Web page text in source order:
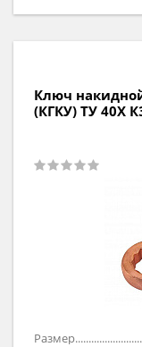
Ключ
(КГКУ) ТУ 40Х
Размер